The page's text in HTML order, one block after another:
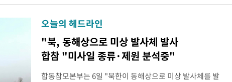
오늘의 헤드라인
"북, 동해상으로 미상 발사체 발사
합참 "미사일 종류·제원 분석중"
합동참모본부는 6일 "북한이 동해상으로 미상 발사체를 발